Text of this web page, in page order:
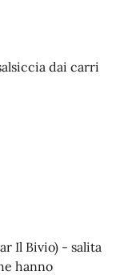
dai carri
Il Bivio) - salita
hanno